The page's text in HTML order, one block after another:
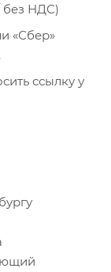
без НДС)
«Сбер»
ссылку у